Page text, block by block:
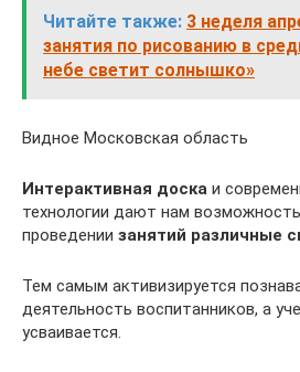
Читайте также: 3 неделя
занятия по рисованию в
небе светит солнышко»
Видное Московская область
Интерактивная доска и
технологии дают нам
проведении занятий различные
Тем самым активизируется
деятельность воспитанников, а
усваивается.